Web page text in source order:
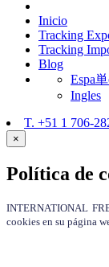
Inicio
Tracking
Tracking
Blog
Espa
Ingles
T. +51 1 706-
×
Política de
INTERNATIONAL
cookies en su página